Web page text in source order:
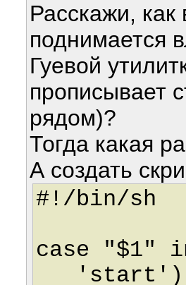
Расскажи, как
поднимается
Гуевой
прописывает
рядом)?
Тогда какая
А создать
#!/bin/sh
case "$1"
'start')